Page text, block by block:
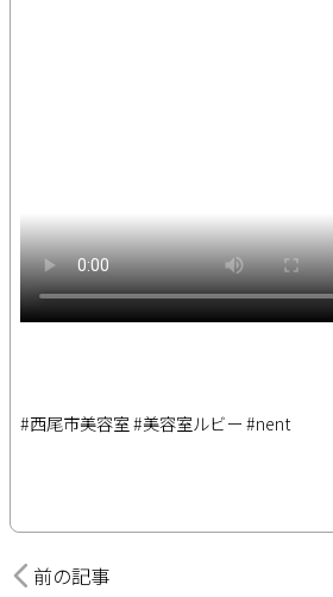
#西尾市美容室 #美容室ルビー #nent
前の記事